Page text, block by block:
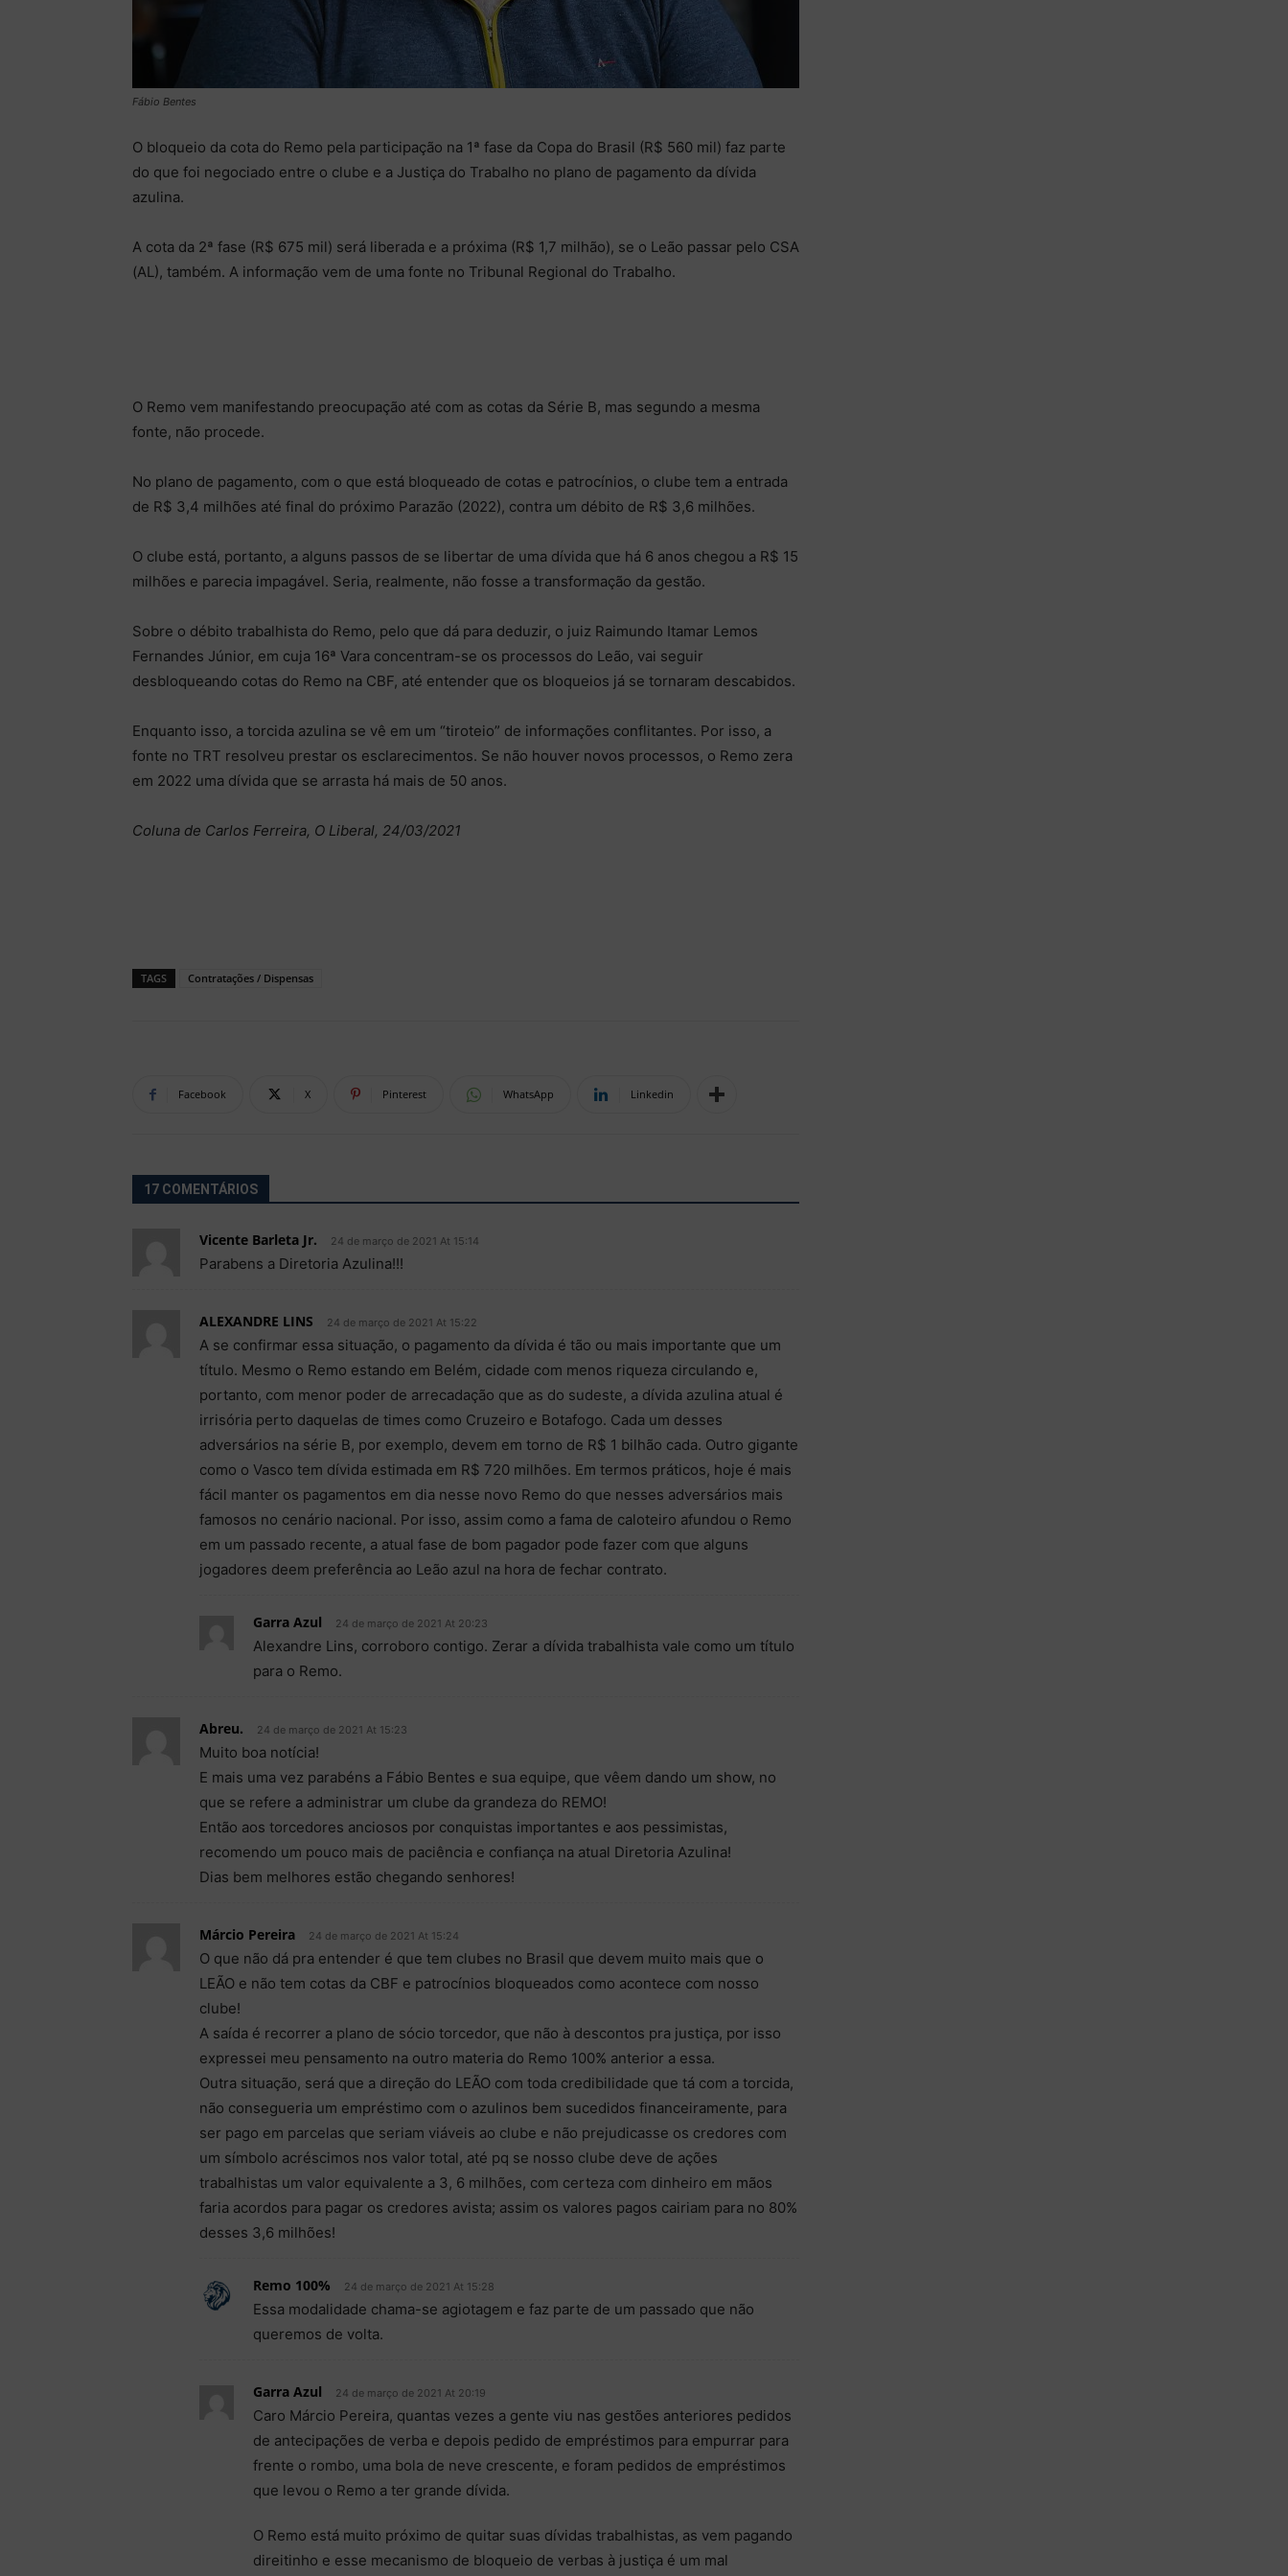
Fábio Bentes
O bloqueio da cota do Remo pela participação na 1ª fase da Copa do Brasil (R$ 560 mil) faz parte
do que foi negociado entre o clube e a Justiça do Trabalho no plano de pagamento da dívida
azulina.
A cota da 2ª fase (R$ 675 mil) será liberada e a próxima (R$ 1,7 milhão), se o Leão passar pelo CSA
(AL), também. A informação vem de uma fonte no Tribunal Regional do Trabalho.
O Remo vem manifestando preocupação até com as cotas da Série B, mas segundo a mesma
fonte, não procede.
No plano de pagamento, com o que está bloqueado de cotas e patrocínios, o clube tem a entrada
de R$ 3,4 milhões até final do próximo Parazão (2022), contra um débito de R$ 3,6 milhões.
O clube está, portanto, a alguns passos de se libertar de uma dívida que há 6 anos chegou a R$ 15
milhões e parecia impagável. Seria, realmente, não fosse a transformação da gestão.
Sobre o débito trabalhista do Remo, pelo que dá para deduzir, o juiz Raimundo Itamar Lemos
Fernandes Júnior, em cuja 16ª Vara concentram-se os processos do Leão, vai seguir
desbloqueando cotas do Remo na CBF, até entender que os bloqueios já se tornaram descabidos.
Enquanto isso, a torcida azulina se vê em um “tiroteio” de informações conflitantes. Por isso, a
fonte no TRT resolveu prestar os esclarecimentos. Se não houver novos processos, o Remo zera
em 2022 uma dívida que se arrasta há mais de 50 anos.
Coluna de Carlos Ferreira, O Liberal, 24/03/2021
TAGS Contratações / Dispensas
Facebook X Pinterest WhatsApp Linkedin
17 COMENTÁRIOS
Vicente Barleta Jr. 24 de março de 2021 At 15:14
Parabens a Diretoria Azulina!!!
ALEXANDRE LINS 24 de março de 2021 At 15:22
A se confirmar essa situação, o pagamento da dívida é tão ou mais importante que um
título. Mesmo o Remo estando em Belém, cidade com menos riqueza circulando e,
portanto, com menor poder de arrecadação que as do sudeste, a dívida azulina atual é
irrisória perto daquelas de times como Cruzeiro e Botafogo. Cada um desses
adversários na série B, por exemplo, devem em torno de R$ 1 bilhão cada. Outro gigante
como o Vasco tem dívida estimada em R$ 720 milhões. Em termos práticos, hoje é mais
fácil manter os pagamentos em dia nesse novo Remo do que nesses adversários mais
famosos no cenário nacional. Por isso, assim como a fama de caloteiro afundou o Remo
em um passado recente, a atual fase de bom pagador pode fazer com que alguns
jogadores deem preferência ao Leão azul na hora de fechar contrato.
Garra Azul 24 de março de 2021 At 20:23
Alexandre Lins, corroboro contigo. Zerar a dívida trabalhista vale como um título
para o Remo.
Abreu. 24 de março de 2021 At 15:23
Muito boa notícia!
E mais uma vez parabéns a Fábio Bentes e sua equipe, que vêem dando um show, no
que se refere a administrar um clube da grandeza do REMO!
Então aos torcedores anciosos por conquistas importantes e aos pessimistas,
recomendo um pouco mais de paciência e confiança na atual Diretoria Azulina!
Dias bem melhores estão chegando senhores!
Márcio Pereira 24 de março de 2021 At 15:24
O que não dá pra entender é que tem clubes no Brasil que devem muito mais que o
LEÃO e não tem cotas da CBF e patrocínios bloqueados como acontece com nosso
clube!
A saída é recorrer a plano de sócio torcedor, que não à descontos pra justiça, por isso
expressei meu pensamento na outro materia do Remo 100% anterior a essa.
Outra situação, será que a direção do LEÃO com toda credibilidade que tá com a torcida,
não consegueria um empréstimo com o azulinos bem sucedidos financeiramente, para
ser pago em parcelas que seriam viáveis ao clube e não prejudicasse os credores com
um símbolo acréscimos nos valor total, até pq se nosso clube deve de ações
trabalhistas um valor equivalente a 3, 6 milhões, com certeza com dinheiro em mãos
faria acordos para pagar os credores avista; assim os valores pagos cairiam para no 80%
desses 3,6 milhões!
Remo 100% 24 de março de 2021 At 15:28
Essa modalidade chama-se agiotagem e faz parte de um passado que não
queremos de volta.
Garra Azul 24 de março de 2021 At 20:19
Caro Márcio Pereira, quantas vezes a gente viu nas gestões anteriores pedidos
de antecipações de verba e depois pedido de empréstimos para empurrar para
frente o rombo, uma bola de neve crescente, e foram pedidos de empréstimos
que levou o Remo a ter grande dívida.
O Remo está muito próximo de quitar suas dívidas trabalhistas, as vem pagando
direitinho e esse mecanismo de bloqueio de verbas à justiça é um mal